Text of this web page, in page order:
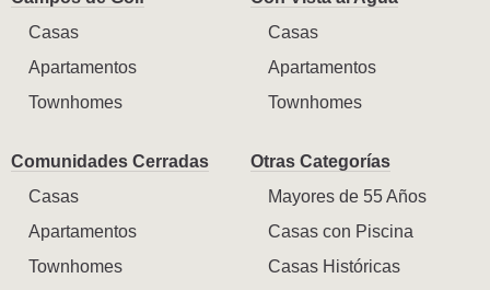
Casas
Apartamentos
Townhomes
Casas
Apartamentos
Townhomes
Comunidades Cerradas
Casas
Apartamentos
Townhomes
Otras Categorías
Mayores de 55 Años
Casas con Piscina
Casas Históricas